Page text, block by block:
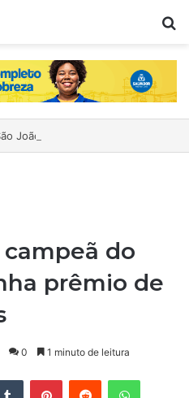
do
prêmio de
0 1 minuto de leitura